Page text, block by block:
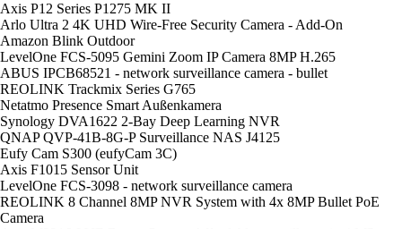
Axis P12 Series P1275 MK II
Arlo Ultra 2 4K UHD Wire-Free Security Camera - Add-On
Amazon Blink Outdoor
LevelOne FCS-5095 Gemini Zoom IP Camera 8MP H.265
ABUS IPCB68521 - network surveillance camera - bullet
REOLINK Trackmix Series G765
Netatmo Presence Smart Außenkamera
Synology DVA1622 2-Bay Deep Learning NVR
QNAP QVP-41B-8G-P Surveillance NAS J4125
Eufy Cam S300 (eufyCam 3C)
Axis F1015 Sensor Unit
LevelOne FCS-3098 - network surveillance camera
REOLINK 8 Channel 8MP NVR System with 4x 8MP Bullet PoE
Camera